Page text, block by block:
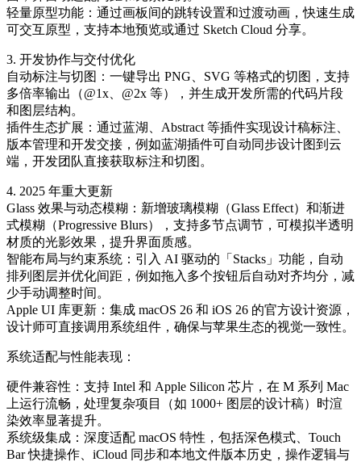
轻量原型功能：通过画板间的跳转设置和过渡动画，快速生成
可交互原型，支持本地预览或通过 Sketch Cloud 分享。
3. 开发协作与交付优化
自动标注与切图：一键导出 PNG、SVG 等格式的切图，支持
多倍率输出（@1x、@2x 等），并生成开发所需的代码片段
和图层结构。
插件生态扩展：通过蓝湖、Abstract 等插件实现设计稿标注、
版本管理和开发交接，例如蓝湖插件可自动同步设计图到云
端，开发团队直接获取标注和切图。
4. 2025 年重大更新
Glass 效果与动态模糊：新增玻璃模糊（Glass Effect）和渐进
式模糊（Progressive Blurs），支持多节点调节，可模拟半透明
材质的光影效果，提升界面质感。
智能布局与约束系统：引入 AI 驱动的「Stacks」功能，自动
排列图层并优化间距，例如拖入多个按钮后自动对齐均分，减
少手动调整时间。
Apple UI 库更新：集成 macOS 26 和 iOS 26 的官方设计资源，
设计师可直接调用系统组件，确保与苹果生态的视觉一致性。
系统适配与性能表现：
硬件兼容性：支持 Intel 和 Apple Silicon 芯片，在 M 系列 Mac
上运行流畅，处理复杂项目（如 1000+ 图层的设计稿）时渲
染效率显著提升。
系统级集成：深度适配 macOS 特性，包括深色模式、Touch
Bar 快捷操作、iCloud 同步和本地文件版本历史，操作逻辑与